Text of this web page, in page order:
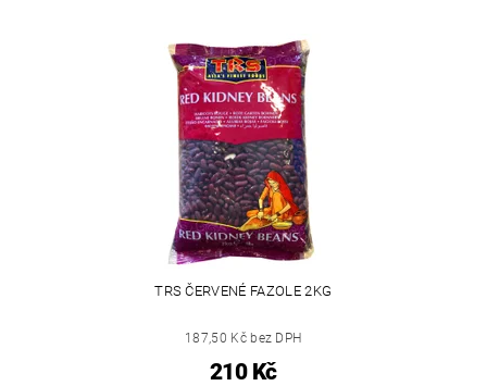
TRS ČERVENÉ FAZOLE 2KG
187,50 Kč bez DPH
210 Kč